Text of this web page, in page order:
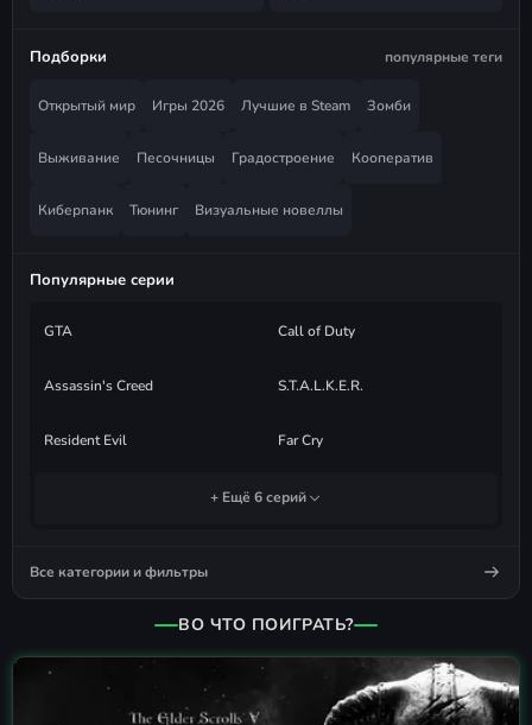
Подборки популярные теги
Открытый мир Игры 2026 Лучшие в Steam Зомби
Выживание Песочницы Градостроение Кооператив
Киберпанк Тюнинг Визуальные новеллы
Популярные серии
GTA Call of Duty
Assassin's Creed S.T.A.L.K.E.R.
Resident Evil Far Cry
+ Ещё 6 серий
Все категории и фильтры
ВО ЧТО ПОИГРАТЬ?